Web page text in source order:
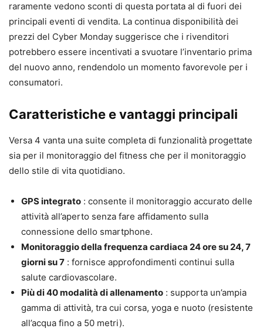
raramente vedono sconti di questa portata al di fuori dei
principali eventi di vendita. La continua disponibilità dei
prezzi del Cyber ​​Monday suggerisce che i rivenditori
potrebbero essere incentivati ​​a svuotare l’inventario prima
del nuovo anno, rendendolo un momento favorevole per i
consumatori.
Caratteristiche e vantaggi principali
Versa 4 vanta una suite completa di funzionalità progettate
sia per il monitoraggio del fitness che per il monitoraggio
dello stile di vita quotidiano.
GPS integrato : consente il monitoraggio accurato delle
attività all’aperto senza fare affidamento sulla
connessione dello smartphone.
Monitoraggio della frequenza cardiaca 24 ore su 24, 7
giorni su 7 : fornisce approfondimenti continui sulla
salute cardiovascolare.
Più di 40 modalità di allenamento : supporta un’ampia
gamma di attività, tra cui corsa, yoga e nuoto (resistente
all’acqua fino a 50 metri).